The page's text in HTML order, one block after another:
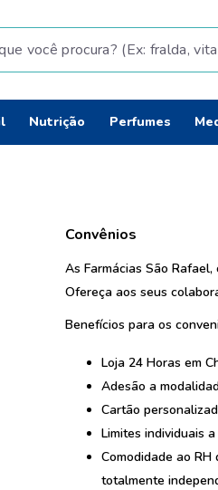
você procura? (Ex: fralda,
Nutrição Perfumes
Convênios
As Farmácias São
Ofereça aos seus
Benefícios para os
Loja 24 Horas em
Adesão a
Cartão
Limites individuais
Comodidade ao
totalmente